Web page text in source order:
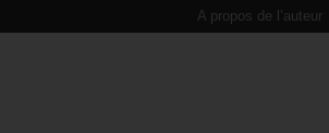
A propos de l’auteur